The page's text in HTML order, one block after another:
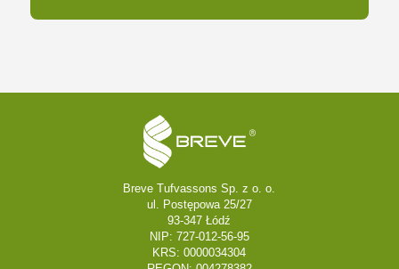
Breve Tufvassons Sp. z o. o.
ul. Postępowa 25/27
93-347 Łódź
NIP: 727-012-56-95
KRS: 0000034304